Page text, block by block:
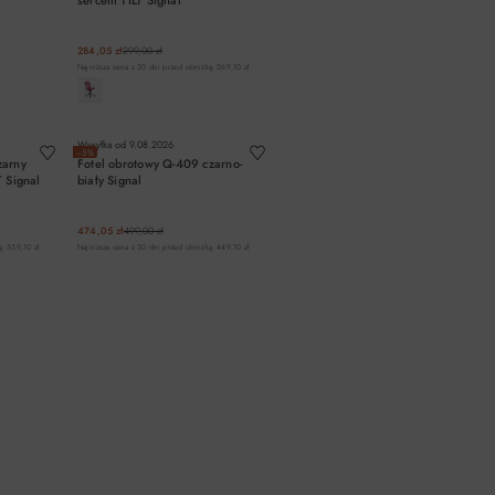
284,05 zł299,00 zł
Najniższa cena z 30 dni przed obniżką: 269,10 zł
Signal
539,10 zł
−5%
Wysyłka od 9.08.2026
Fotel obrotowy Q-409 czarno-
biały Signal
474,05 zł499,00 zł
Najniższa cena z 30 dni przed obniżką: 449,10 zł